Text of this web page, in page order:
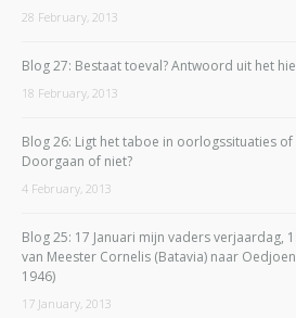
28 February, 2013
Blog 27: Bestaat toeval? Antwoord uit het
18 February, 2013
Blog 26: Ligt het taboe in oorlogssituaties
Doorgaan of niet?
4 February, 2013
Blog 25: 17 Januari mijn vaders verjaardag,
van Meester Cornelis (Batavia) naar
1946)
17 January, 2013